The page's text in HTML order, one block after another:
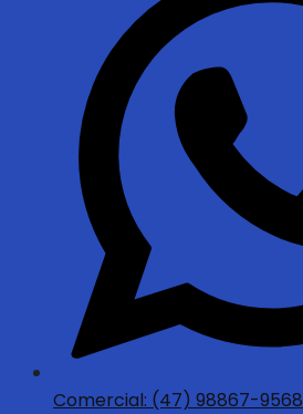
Comercial: (47) 98867-9568